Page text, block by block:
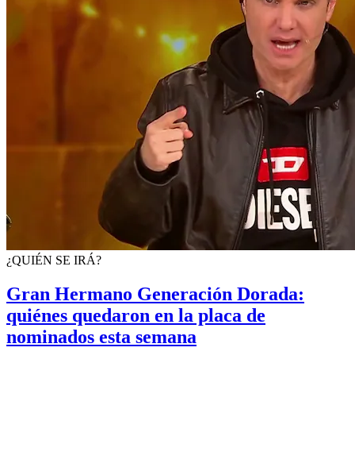
¿QUIÉN SE IRÁ?
Gran Hermano Generación Dorada:
quiénes quedaron en la placa de
nominados esta semana